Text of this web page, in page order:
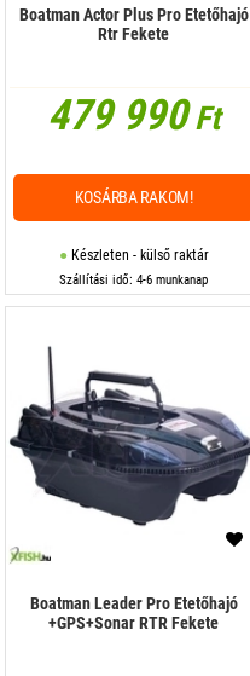
Boatman Actor Plus Pro Etetőhajó
Rtr Fekete
479 990Ft
Készleten - külső raktár
Szállítási idő: 4-6 munkanap
KOSÁRBA RAKOM!
Boatman Leader Pro Etetőhajó
+GPS+Sonar RTR Fekete